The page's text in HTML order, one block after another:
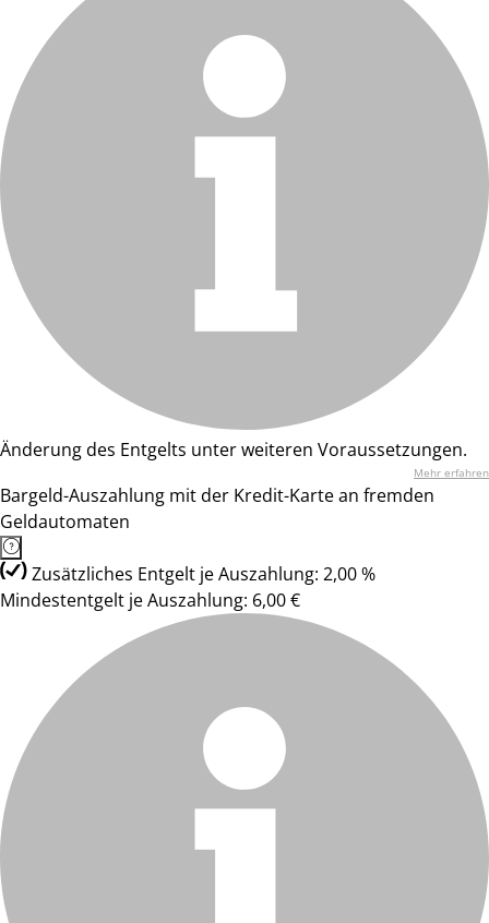
Änderung des Entgelts unter weiteren Voraussetzungen.
Mehr erfahren
Bargeld-Auszahlung mit der Kredit-Karte an fremden
Geldautomaten
Zusätzliches Entgelt je Auszahlung: 2,00 %
Mindestentgelt je Auszahlung: 6,00 €